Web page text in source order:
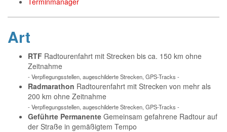
Art
RTF Radtourenfahrt mit Strecken bis ca. 150 km ohne
Zeitnahme
- Verpflegungsstellen, augeschilderte Strecken, GPS-Tracks -
Radmarathon Radtourenfahrt mit Strecken von mehr als
200 km ohne Zeitnahme
- Verpflegungsstellen, augeschilderte Strecken, GPS-Tracks -
Geführte Permanente Gemeinsam gefahrene Radtour auf
der Straße in gemäßigtem Tempo